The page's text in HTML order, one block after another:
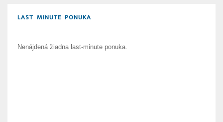
LAST MINUTE PONUKA
Nenájdená žiadna last-minute ponuka.